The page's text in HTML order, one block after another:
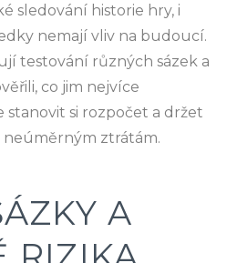
sledování historie hry, i
nemají vliv na budoucí.
testování různých sázek a
co jim nejvíce
stanovit si rozpočet a držet
neúměrným ztrátám.
A